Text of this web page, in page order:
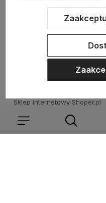
Sklep internetowy Shoper.pl